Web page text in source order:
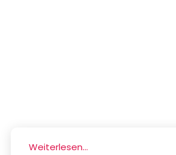
Weiterlesen...